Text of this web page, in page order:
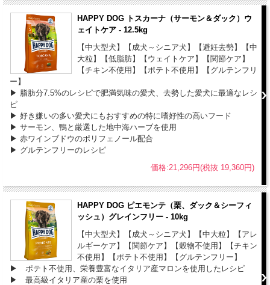
HAPPY DOG トスカーナ（サーモン＆ダック）ウ
ェイトケア - 12.5kg
【中大型犬】【成犬～シニア犬】【避妊去勢】【中
大粒】【低脂肪】【ウェイトケア】【関節ケア】
【チキン不使用】【ポテト不使用】【グルテンフリ
ー】
▶ 脂肪分7.5%のレシピで肥満気味の愛犬、去勢した愛犬に最適なレシ
ピ
▶ 好き嫌いの多い愛犬にもおすすめの特に嗜好性の高いフード
▶ サーモン、鴨と厳選した地中海ハーブを使用
▶ 赤ワインブドウのポリフェノール配合
▶ グルテンフリーのレシピ
価格:21,296円(税抜 19,360円)
HAPPY DOG ピエモンテ（栗、ダック＆シーフィ
ッシュ）グレインフリー - 10kg
【中大型犬】【成犬～シニア犬】【中大粒】【アレ
ルギーケア】【関節ケア】【穀物不使用】【チキン
不使用】【ポテト不使用】【グルテンフリー】
▶ ポテト不使用、栄養豊富なイタリア産マロンを使用したレシピ
▶ 最高級イタリア産の栗を使用